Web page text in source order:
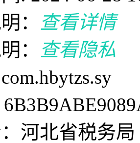
：
查看详情
：
查看隐私
河北省税务局